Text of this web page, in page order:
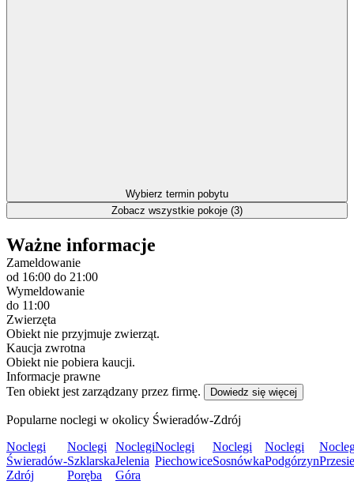
Wybierz termin pobytu
Zobacz wszystkie pokoje (3)
Ważne informacje
Zameldowanie
od 16:00 do 21:00
Wymeldowanie
do 11:00
Zwierzęta
Obiekt nie przyjmuje zwierząt.
Kaucja zwrotna
Obiekt nie pobiera kaucji.
Informacje prawne
Ten obiekt jest zarządzany przez firmę.
Dowiedz się więcej
Popularne noclegi w okolicy Świeradów-Zdrój
Noclegi
Świeradów-
Zdrój
Noclegi
Szklarska
Poręba
Noclegi
Jelenia
Góra
Noclegi
Piechowice
Noclegi
Sosnówka
Noclegi
Podgórzyn